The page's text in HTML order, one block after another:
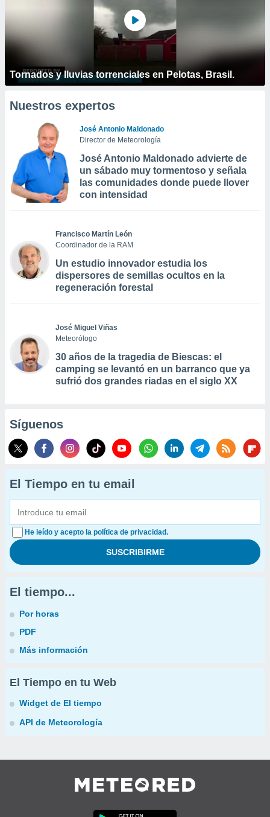
Tornados y lluvias torrenciales en Pelotas, Brasil.
Nuestros expertos
José Antonio Maldonado
Director de Meteorología
José Antonio Maldonado advierte de
un sábado muy tormentoso y señala
las comunidades donde puede llover
con intensidad
Francisco Martín León
Coordinador de la RAM
Un estudio innovador estudia los
dispersores de semillas ocultos en la
regeneración forestal
José Miguel Viñas
Meteorólogo
30 años de la tragedia de Biescas: el
camping se levantó en un barranco que ya
sufrió dos grandes riadas en el siglo XX
Síguenos
El Tiempo en tu email
He leído y acepto la política de privacidad.
El tiempo...
Por horas
PDF
Más información
El Tiempo en tu Web
Widget de El tiempo
API de Meteorología